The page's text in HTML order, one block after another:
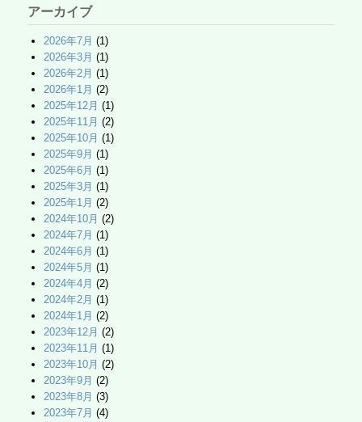
アーカイブ
2026年7月 (1)
2026年3月 (1)
2026年2月 (1)
2026年1月 (2)
2025年12月 (1)
2025年11月 (2)
2025年10月 (1)
2025年9月 (1)
2025年6月 (1)
2025年3月 (1)
2025年1月 (2)
2024年10月 (2)
2024年7月 (1)
2024年6月 (1)
2024年5月 (1)
2024年4月 (2)
2024年2月 (1)
2024年1月 (2)
2023年12月 (2)
2023年11月 (1)
2023年10月 (2)
2023年9月 (2)
2023年8月 (3)
2023年7月 (4)